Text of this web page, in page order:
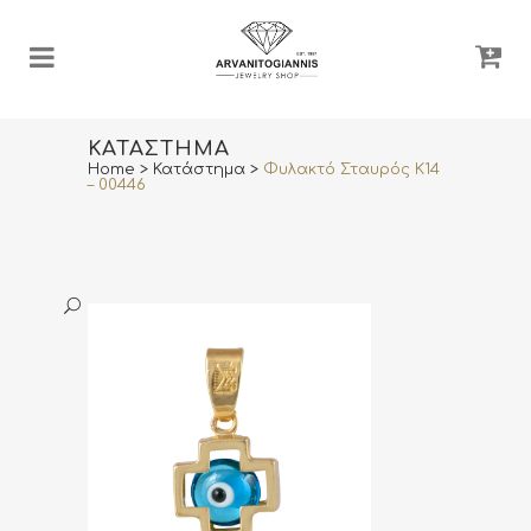
ΚΑΤΆΣΤΗΜΑ
Home > Κατάστημα > Φυλακτό Σταυρός K14
– 00446